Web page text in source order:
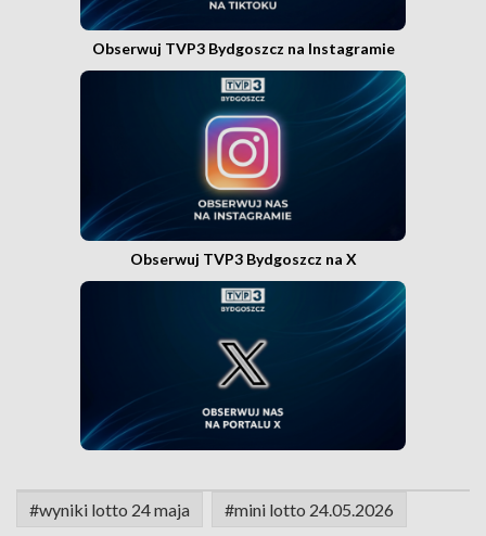
Obserwuj TVP3 Bydgoszcz na Instagramie
Obserwuj TVP3 Bydgoszcz na X
#wyniki lotto 24 maja #mini lotto 24.05.2026